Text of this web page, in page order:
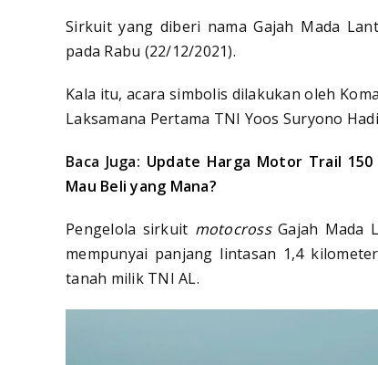
Sirkuit yang diberi nama Gajah Mada
pada Rabu (22/12/2021).
Kala itu, acara simbolis dilakukan oleh
Laksamana Pertama TNI Yoos Suryono
Baca Juga: Update Harga Motor Trail 150
Mau Beli yang Mana?
Pengelola sirkuit motocrossGajah Mada
mempunyai panjang lintasan 1,4
tanah milik TNI AL.